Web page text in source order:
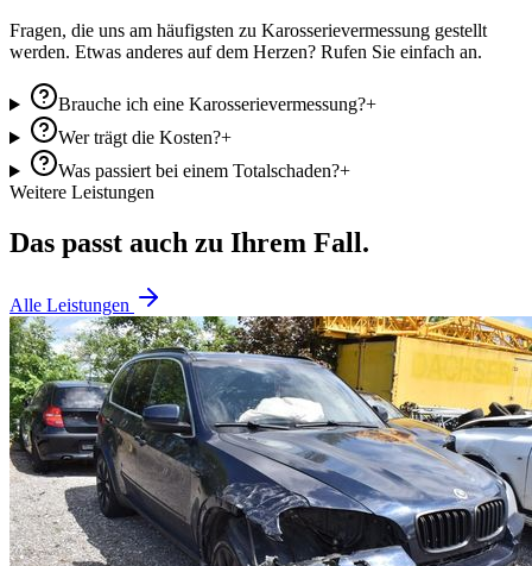
Fragen, die uns am häufigsten zu Karosserievermessung gestellt
werden. Etwas anderes auf dem Herzen? Rufen Sie einfach an.
Brauche ich eine Karosserievermessung?+
Wer trägt die Kosten?+
Was passiert bei einem Totalschaden?+
Weitere Leistungen
Das passt auch zu Ihrem Fall.
Alle Leistungen